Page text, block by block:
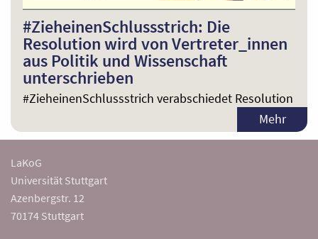
#ZieheinenSchlussstrich: Die
Resolution wird von Vertreter_innen
aus Politik und Wissenschaft
unterschrieben
#ZieheinenSchlussstrich verabschiedet Resolution
Mehr
LaKoG
Universität Stuttgart
Azenbergstr. 12
70174 Stuttgart